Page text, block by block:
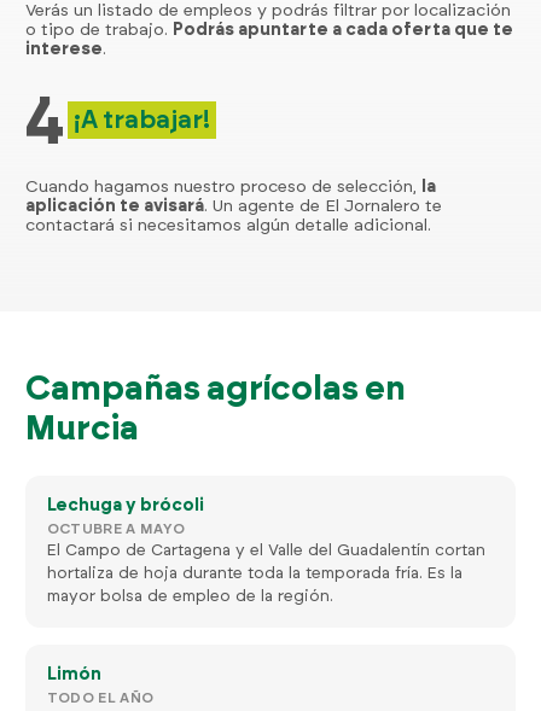
Verás un listado de empleos y podrás filtrar por localización
o tipo de trabajo. Podrás apuntarte a cada oferta que te
interese.
4 ¡A trabajar!
Cuando hagamos nuestro proceso de selección,
la
aplicación te avisará. Un agente de El Jornalero te
contactará si necesitamos algún detalle adicional.
Campañas agrícolas en
Murcia
Lechuga y brócoli
OCTUBRE A MAYO
El Campo de Cartagena y el Valle del Guadalentín cortan
hortaliza de hoja durante toda la temporada fría. Es la
mayor bolsa de empleo de la región.
Limón
TODO EL AÑO